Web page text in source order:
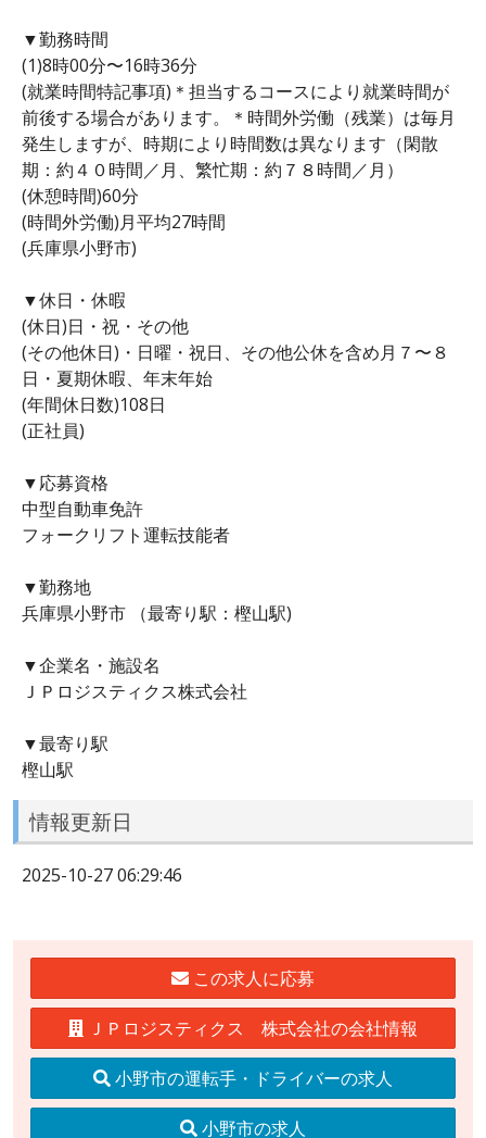
▼勤務時間
(1)8時00分〜16時36分
(就業時間特記事項)＊担当するコースにより就業時間が
前後する場合があります。＊時間外労働（残業）は毎月
発生しますが、時期により時間数は異なります（閑散
期：約４０時間／月、繁忙期：約７８時間／月）
(休憩時間)60分
(時間外労働)月平均27時間
(兵庫県小野市)
▼休日・休暇
(休日)日・祝・その他
(その他休日)・日曜・祝日、その他公休を含め月７〜８
日・夏期休暇、年末年始
(年間休日数)108日
(正社員)
▼応募資格
中型自動車免許
フォークリフト運転技能者
▼勤務地
兵庫県小野市 （最寄り駅：樫山駅)
▼企業名・施設名
ＪＰロジスティクス株式会社
▼最寄り駅
樫山駅
情報更新日
2025-10-27 06:29:46
この求人に応募
ＪＰロジスティクス 株式会社の会社情報
小野市の運転手・ドライバーの求人
小野市の求人